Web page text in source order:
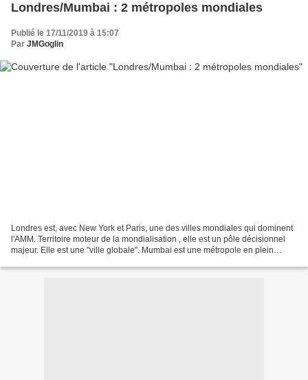
Londres/Mumbai : 2 métropoles mondiales
Publié le 17/11/2019 à 15:07
Par JMGoglin
Londres est, avec New York et Paris, une des villes mondiales qui dominent
l'AMM. Territoire moteur de la mondialisation , elle est un pôle décisionnel
majeur. Elle est une "ville globale". Mumbai est une métropole en plein